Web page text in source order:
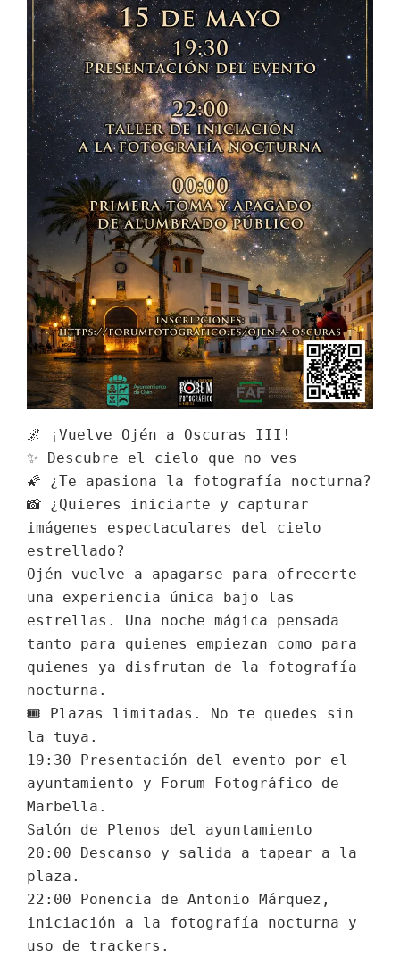
🌌 ¡Vuelve Ojén a Oscuras III!
✨ Descubre el cielo que no ves
🌠 ¿Te apasiona la fotografía nocturna?
📸 ¿Quieres iniciarte y capturar
imágenes espectaculares del cielo
estrellado?
Ojén vuelve a apagarse para ofrecerte
una experiencia única bajo las
estrellas. Una noche mágica pensada
tanto para quienes empiezan como para
quienes ya disfrutan de la fotografía
nocturna.
🎟 Plazas limitadas. No te quedes sin
la tuya.
19:30 Presentación del evento por el
ayuntamiento y Forum Fotográfico de
Marbella.
Salón de Plenos del ayuntamiento
20:00 Descanso y salida a tapear a la
plaza.
22:00 Ponencia de Antonio Márquez,
iniciación a la fotografía nocturna y
uso de trackers.